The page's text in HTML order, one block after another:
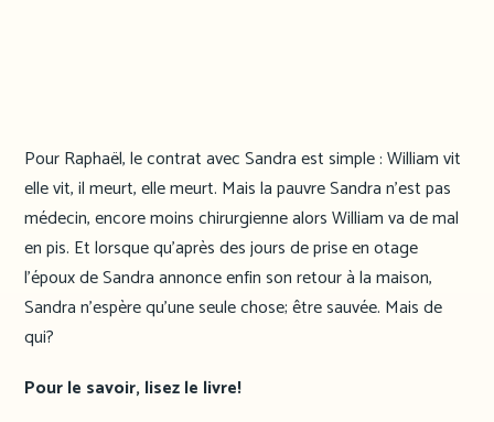
Pour Raphaël, le contrat avec Sandra est simple : William vit
elle vit, il meurt, elle meurt. Mais la pauvre Sandra n’est pas
médecin, encore moins chirurgienne alors William va de mal
en pis. Et lorsque qu’après des jours de prise en otage
l’époux de Sandra annonce enfin son retour à la maison,
Sandra n’espère qu’une seule chose; être sauvée. Mais de
qui?
Pour le savoir, lisez le livre!